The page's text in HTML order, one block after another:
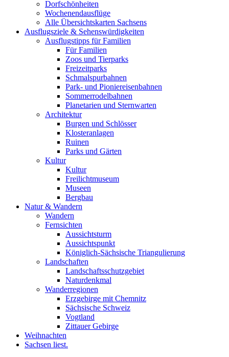
Dorfschönheiten
Wochenendausflüge
Alle Übersichtskarten Sachsens
Ausflugsziele & Sehenswürdigkeiten
Ausflugstipps für Familien
Für Familien
Zoos und Tierparks
Freizeitparks
Schmalspurbahnen
Park- und Pioniereisenbahnen
Sommerrodelbahnen
Planetarien und Sternwarten
Architektur
Burgen und Schlösser
Klosteranlagen
Ruinen
Parks und Gärten
Kultur
Kultur
Freilichtmuseum
Museen
Bergbau
Natur & Wandern
Wandern
Fernsichten
Aussichtsturm
Aussichtspunkt
Königlich-Sächsische Triangulierung
Landschaften
Landschaftsschutzgebiet
Naturdenkmal
Wanderregionen
Erzgebirge mit Chemnitz
Sächsische Schweiz
Vogtland
Zittauer Gebirge
Weihnachten
Sachsen liest.